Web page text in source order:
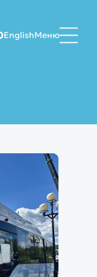
EnglishМеню